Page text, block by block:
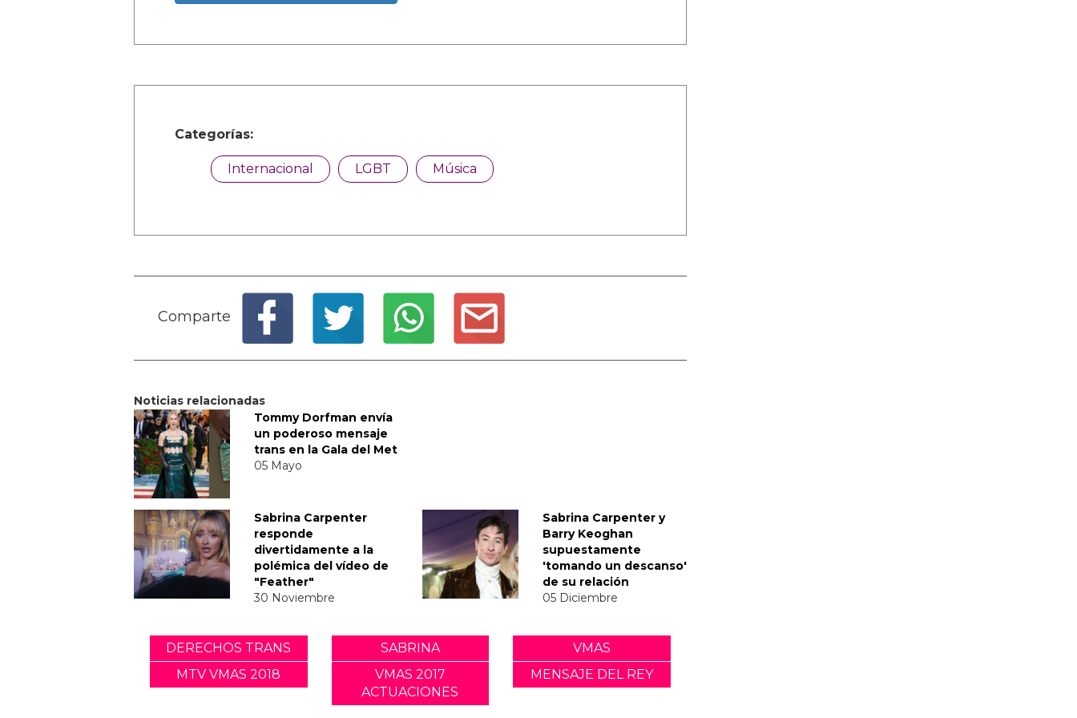
Categorías:
Internacional LGBT Música
Comparte
Noticias relacionadas
Tommy Dorfman envía
un poderoso mensaje
trans en la Gala del Met
05 Mayo
Sabrina Carpenter
responde
divertidamente a la
polémica del vídeo de
"Feather"
30 Noviembre
Sabrina Carpenter y
Barry Keoghan
supuestamente
'tomando un descanso'
de su relación
05 Diciembre
DERECHOS TRANS SABRINA
VMAS
MTV VMAS 2018
VMAS 2017
ACTUACIONES
MENSAJE DEL REY